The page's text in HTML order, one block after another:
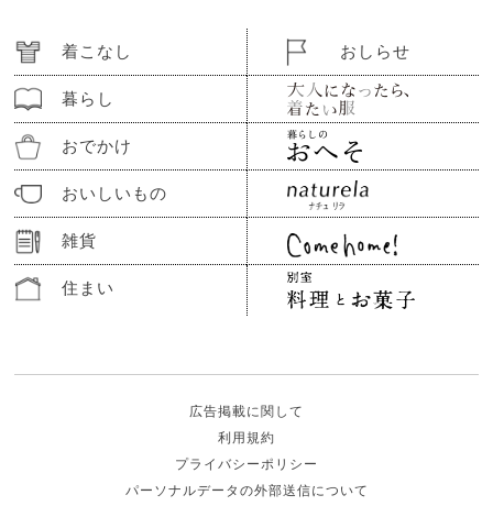
着こなし
暮らし
おでかけ
おいしいもの
雑貨
住まい
おしらせ
広告掲載に関して
利用規約
プライバシーポリシー
パーソナルデータの外部送信について